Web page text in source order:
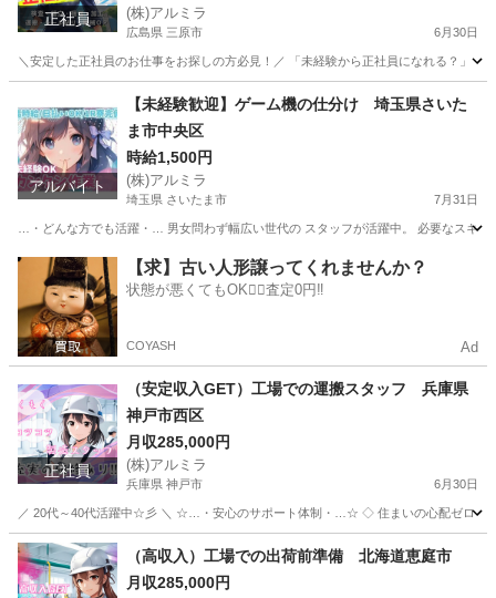
正社員 (株)アルミラ
広島県 三原市 6月30日
＼安定した正社員のお仕事をお探しの方必見！／ 「未経験から正社員になれる？」
工場 未経験
アルバイト
【未経験歓迎】ゲーム機の仕分け 埼玉県さいた
ま市中央区
時給1,500円
(株)アルミラ
埼玉県 さいたま市 7月31日
…・どんな方でも活躍・… 男女問わず幅広い世代の スタッフが活躍中。 必要なスキ
埼玉 さいたま市 倉庫 スタッフ
【求】古い人形譲ってくれませんか？
状態が悪くてもOK🙆‍♀️査定0円‼️
COYASH Ad
正社員
（安定収入GET）工場での運搬スタッフ 兵庫県
神戸市西区
月収285,000円
(株)アルミラ
兵庫県 神戸市 6月30日
／ 20代～40代活躍中☆彡 ＼ ☆…・安心のサポート体制・…☆ ◇ 住まいの心配ゼロ！
兵庫 神戸市 工場 未経験
（高収入）工場での出荷前準備 北海道恵庭市
月収285,000円